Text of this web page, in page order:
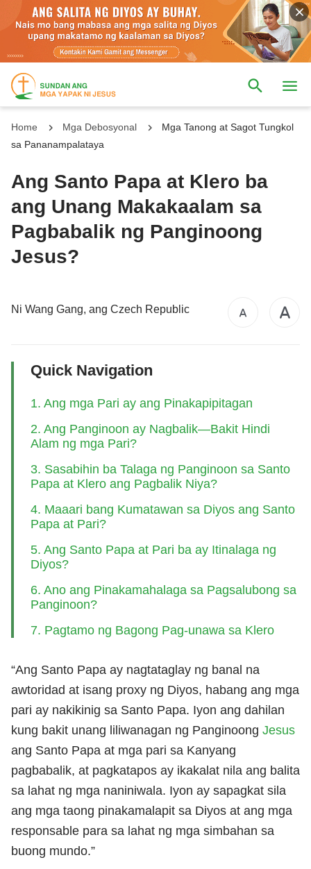
Home Mga Debosyonal
Mga Tanong at Sagot Tungkol
sa Pananampalataya
Ang Santo Papa at Klero ba
ang Unang Makakaalam sa
Pagbabalik ng Panginoong
Jesus?
Ni Wang Gang, ang Czech Republic
Quick Navigation
1. Ang mga Pari ay ang Pinakapipitagan
2. Ang Panginoon ay Nagbalik—Bakit Hindi
Alam ng mga Pari?
3. Sasabihin ba Talaga ng Panginoon sa Santo
Papa at Klero ang Pagbalik Niya?
4. Maaari bang Kumatawan sa Diyos ang Santo
Papa at Pari?
5. Ang Santo Papa at Pari ba ay Itinalaga ng
Diyos?
6. Ano ang Pinakamahalaga sa Pagsalubong sa
Panginoon?
7. Pagtamo ng Bagong Pag-unawa sa Klero
“Ang Santo Papa ay nagtataglay ng banal na
awtoridad at isang proxy ng Diyos, habang ang mga
pari ay nakikinig sa Santo Papa. Iyon ang dahilan
kung bakit unang liliwanagan ng Panginoong Jesus
ang Santo Papa at mga pari sa Kanyang
pagbabalik, at pagkatapos ay ikakalat nila ang balita
sa lahat ng mga naniniwala. Iyon ay sapagkat sila
ang mga taong pinakamalapit sa Diyos at ang mga
responsable para sa lahat ng mga simbahan sa
buong mundo.”